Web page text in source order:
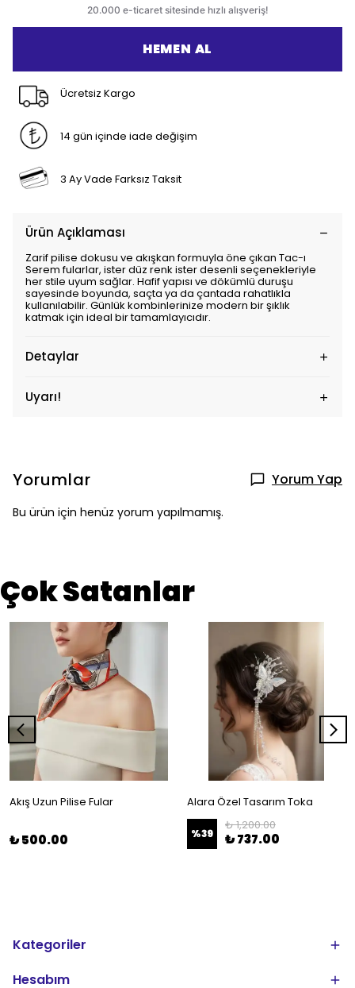
HEMEN AL
Ücretsiz Kargo
14 gün içinde iade değişim
3 Ay Vade Farksız Taksit
Ürün Açıklaması
Zarif pilise dokusu ve akışkan formuyla öne çıkan Tac-ı
Serem fularlar, ister düz renk ister desenli seçenekleriyle
her stile uyum sağlar. Hafif yapısı ve dökümlü duruşu
sayesinde boyunda, saçta ya da çantada rahatlıkla
kullanılabilir. Günlük kombinlerinize modern bir şıklık
katmak için ideal bir tamamlayıcıdır.
Detaylar
Uyarı!
Yorumlar Yorum Yap
Bu ürün için henüz yorum yapılmamış.
Çok Satanlar
Akış Uzun Pilise Fular
₺ 500.00
Alara Özel Tasarım Toka
%39
₺ 1,200.00
₺ 737.00
Kategoriler
Hesabım